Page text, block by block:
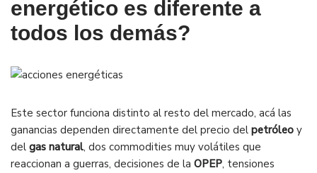
energético es diferente a
todos los demás?
Este sector funciona distinto al resto del mercado, acá las
ganancias dependen directamente del precio del petróleo y
del gas natural, dos commodities muy volátiles que
reaccionan a guerras, decisiones de la OPEP, tensiones